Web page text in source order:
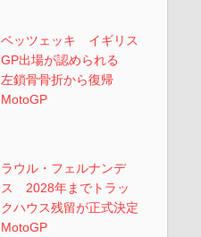
ベッツェッキ イギリス
GP出場が認められる
左鎖骨骨折から復帰
MotoGP
ラウル・フェルナンデ
ス 2028年までトラッ
クハウス残留が正式決定
MotoGP